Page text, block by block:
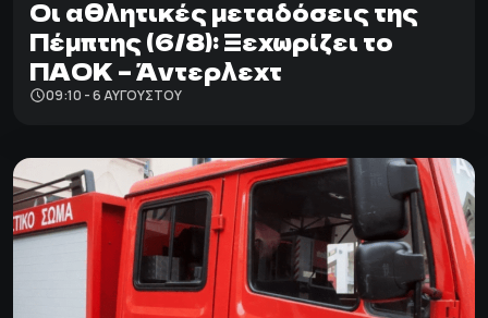
Οι αθλητικές μεταδόσεις της
Πέμπτης (6/8): Ξεχωρίζει το
ΠΑΟΚ – Άντερλεχτ
09:10 - 6 ΑΥΓΟΎΣΤΟΥ